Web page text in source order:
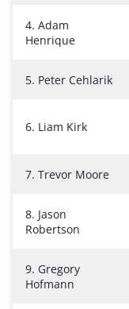
4. Adam
Henrique
5. Peter Cehlarik
6. Liam Kirk
7. Trevor Moore
8. Jason
Robertson
9. Gregory
Hofmann